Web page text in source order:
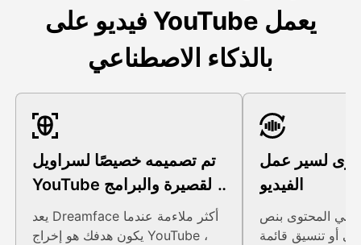
فيديو على YouTube يعمل
بالذكاء الاصطناعي
تم تصميمه خصيصًا لسراويل
YouTube القصيرة والبرامج
التعليمية والقنوات التي لا
تظهر
يعد Dreamface أكثر ملاءمة عندما
يكون هدفك هو إخراج YouTube ،
لسير عمل
الفيديو
المحتوى بنص
أو تنسيق قائمة